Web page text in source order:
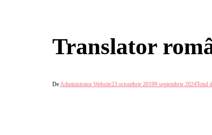
Translator
DeAdministrator Website23 octombrie 20199 septembrie 2024Totul